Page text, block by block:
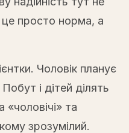
просто норма, а
Чоловік планує
і дітей ділять
та
зрозумілий.